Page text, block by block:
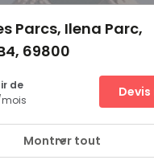
Parcs, Ilena Parc,
69800
de
Montrer tout